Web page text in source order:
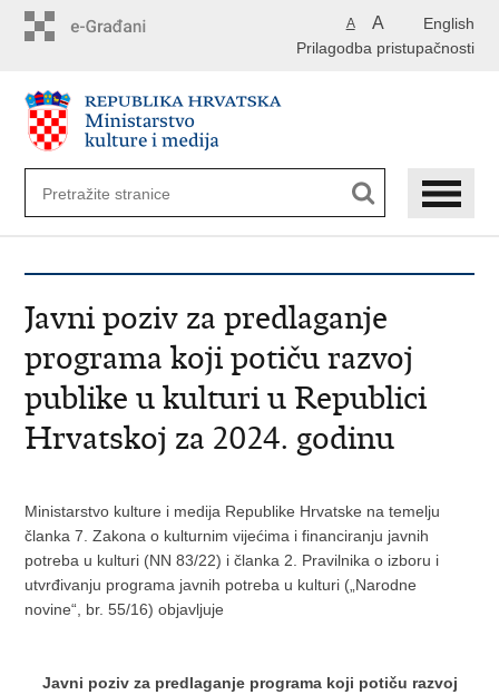
English
A A
Prilagodba pristupačnosti
Javni poziv za predlaganje
programa koji potiču razvoj
publike u kulturi u Republici
Hrvatskoj za 2024. godinu
Ministarstvo kulture i medija Republike Hrvatske na temelju
članka 7. Zakona o kulturnim vijećima i financiranju javnih
potreba u kulturi (NN 83/22) i članka 2. Pravilnika o izboru i
utvrđivanju programa javnih potreba u kulturi („Narodne
novine“, br. 55/16) objavljuje
Javni poziv za predlaganje programa koji potiču razvoj